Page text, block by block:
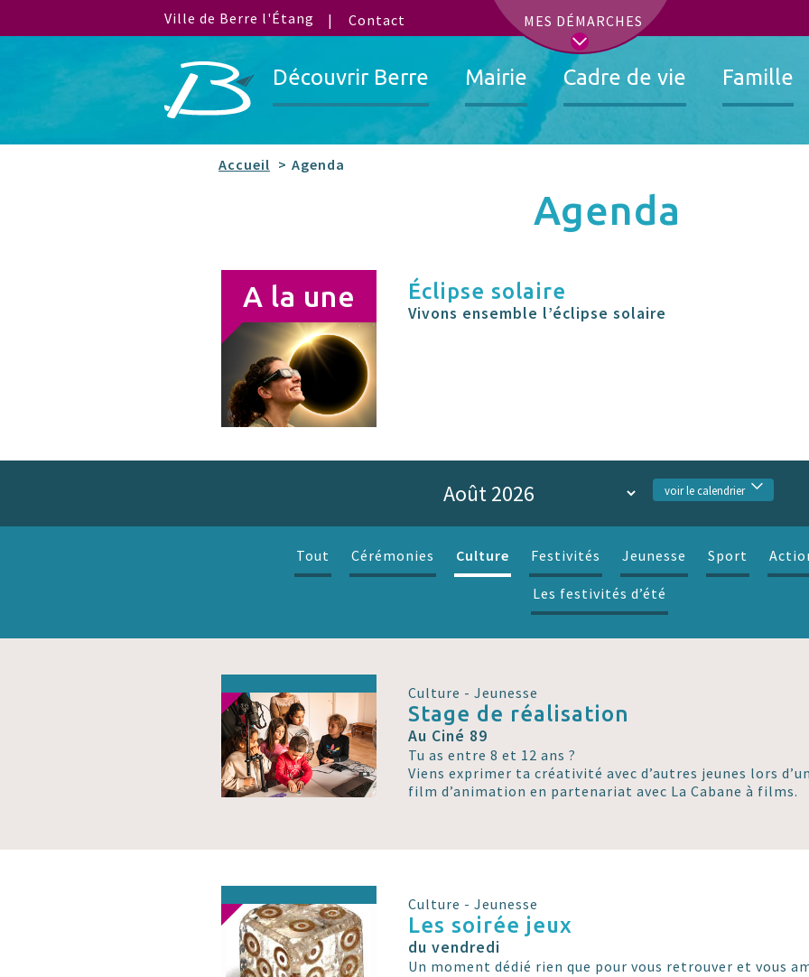
Ville de Berre l'Étang MES DÉMARCHES
Contact
Découvrir Berre Mairie Cadre de vie Famille
Accueil Agenda
Agenda
A la une Éclipse solaire
Vivons ensemble l’éclipse solaire
voir le calendrier
Tout Cérémonies Culture Festivités Jeunesse Sport
Les festivités d’été
Culture - Jeunesse
Stage de réalisation
Au Ciné 89
Tu as entre 8 et 12 ans ?
Viens exprimer ta créativité avec d’autres jeunes lors
film d’animation en partenariat avec La Cabane à films.
Culture - Jeunesse
Les soirée jeux
du vendredi
Un moment dédié rien que pour vous retrouver et vous